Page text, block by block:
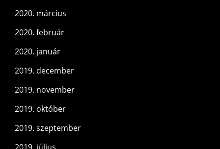
2020. március
2020. február
2020. január
2019. december
2019. november
2019. október
2019. szeptember